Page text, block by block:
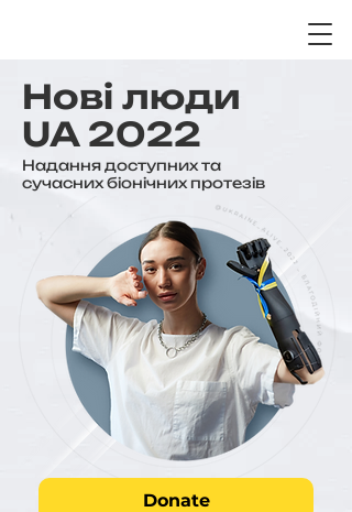
Нові люди
UA 2022
Надання доступних та
сучасних біонічних протезів
Donate